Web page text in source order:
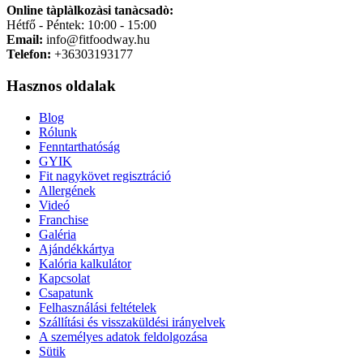
Online tàplàlkozàsi tanàcsadò:
Hétfő - Péntek: 10:00 - 15:00
Email: info@fitfoodway.hu
Telefon: +36303193177
Hasznos oldalak
Blog
Rólunk
Fenntarthatóság
GYIK
Fit nagykövet regisztráció
Allergének
Videó
Franchise
Galéria
Ajándékkártya
Kalória kalkulátor
Kapcsolat
Csapatunk
Felhasználási feltételek
Szállítási és visszaküldési irányelvek
A személyes adatok feldolgozása
Sütik